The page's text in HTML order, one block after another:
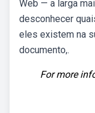
Web — a larga
desconhecer
eles existem na
documento,.
For more